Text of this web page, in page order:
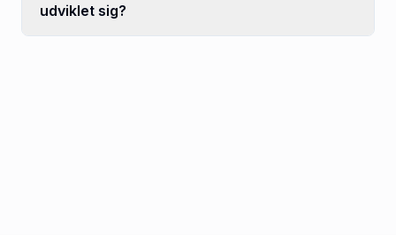
udviklet sig?